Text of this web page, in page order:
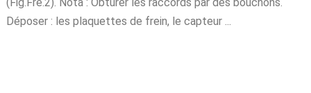
Déposer : les plaquettes de frein, le capteur ...